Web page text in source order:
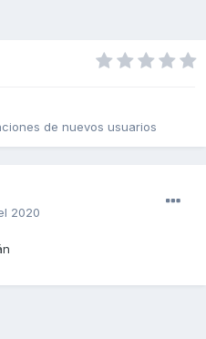
de nuevos usuarios
2020